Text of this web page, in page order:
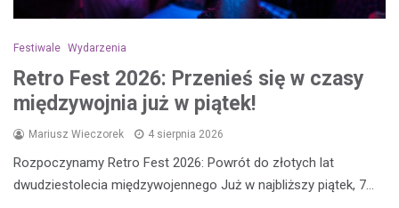
Festiwale Wydarzenia
Retro Fest 2026: Przenieś się w czasy
międzywojnia już w piątek!
Mariusz Wieczorek 4 sierpnia 2026
Rozpoczynamy Retro Fest 2026: Powrót do złotych lat
dwudziestolecia międzywojennego Już w najbliższy piątek, 7…